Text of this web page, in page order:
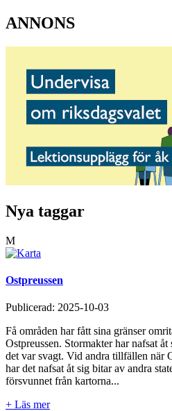
ANNONS
Nya taggar
M
Ostpreussen
Publicerad: 2025-10-03
Få områden har fått sina gränser
Ostpreussen. Stormakter har nafsat
det var svagt. Vid andra tillfällen när
har det nafsat åt sig bitar av andra
försvunnet från kartorna...
+ Läs mer